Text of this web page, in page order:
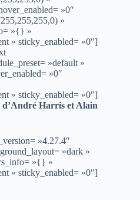
»0″
»
»{} »
» sticky_enabled= »0″]
»default »
»0″
» sticky_enabled= »0″]
d’André Harris et Alain
»4.27.4″
»dark »
»{} »
» sticky_enabled= »0″]